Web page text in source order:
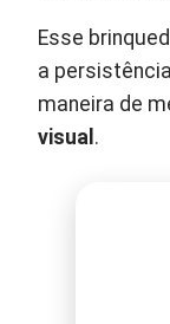
Esse
a
maneira de
visual .